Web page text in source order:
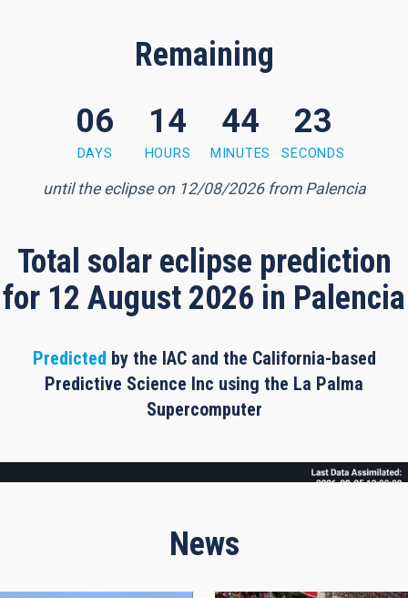
Remaining
21 seconds
06
DAYS
14
HOURS
44
MINUTES
22
SECONDS
until the eclipse on 12/08/2026 from Palencia
Total solar eclipse prediction
for 12 August 2026 in Palencia
Predicted by the IAC and the California-based
Predictive Science Inc using the La Palma
Supercomputer
News